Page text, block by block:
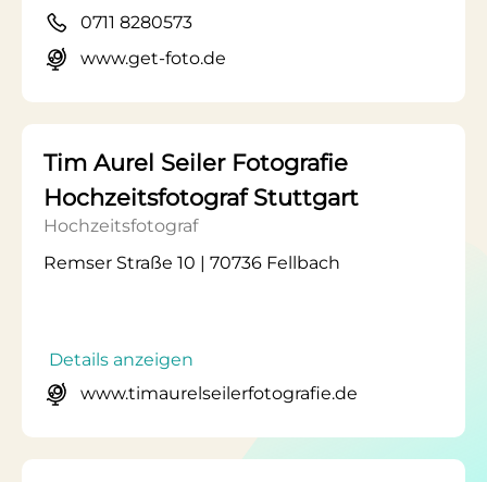
0711 8280573
www.get-foto.de
Tim Aurel Seiler Fotografie
Hochzeitsfotograf Stuttgart
Hochzeitsfotograf
Remser Straße 10 | 70736 Fellbach
Details anzeigen
www.timaurelseilerfotografie.de